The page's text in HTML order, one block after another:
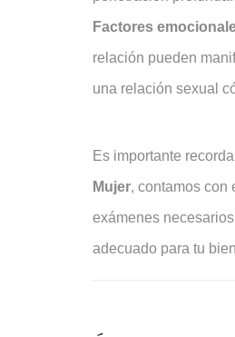
Factores
relación pueden
una relación sexual
Es importante
Mujer, contamos con
exámenes
adecuado para tu